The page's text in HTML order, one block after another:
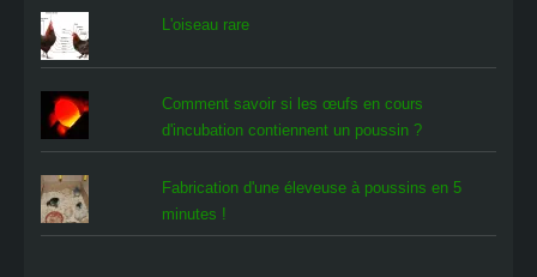
L'oiseau rare
Comment savoir si les œufs en cours
d'incubation contiennent un poussin ?
Fabrication d'une éleveuse à poussins en 5
minutes !